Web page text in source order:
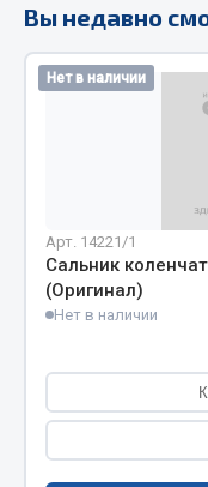
Пресс-масленки
Весь раздел
Camozzi
Вы недавно
Нет в наличии
Арт. 14221/1
Сальник
(Оригинал)
Нет в наличии